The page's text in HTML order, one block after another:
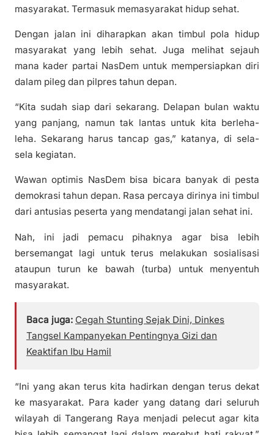
masyarakat. Termasuk memasyarakat hidup sehat.
Dengan jalan ini diharapkan akan timbul pola hidup
masyarakat yang lebih sehat. Juga melihat sejauh
mana kader partai NasDem untuk mempersiapkan diri
dalam pileg dan pilpres tahun depan.
“Kita sudah siap dari sekarang. Delapan bulan waktu
yang panjang, namun tak lantas untuk kita berleha-
leha. Sekarang harus tancap gas,” katanya, di sela-
sela kegiatan.
Wawan optimis NasDem bisa bicara banyak di pesta
demokrasi tahun depan. Rasa percaya dirinya ini timbul
dari antusias peserta yang mendatangi jalan sehat ini.
Nah, ini jadi pemacu pihaknya agar bisa lebih
bersemangat lagi untuk terus melakukan sosialisasi
ataupun turun ke bawah (turba) untuk menyentuh
masyarakat.
Baca juga: Cegah Stunting Sejak Dini, Dinkes
Tangsel Kampanyekan Pentingnya Gizi dan
Keaktifan Ibu Hamil
“Ini yang akan terus kita hadirkan dengan terus dekat
ke masyarakat. Para kader yang datang dari seluruh
wilayah di Tangerang Raya menjadi pelecut agar kita